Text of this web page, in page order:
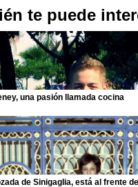
te puede
una pasión llamada cocina
de Sinigaglia, está al frente